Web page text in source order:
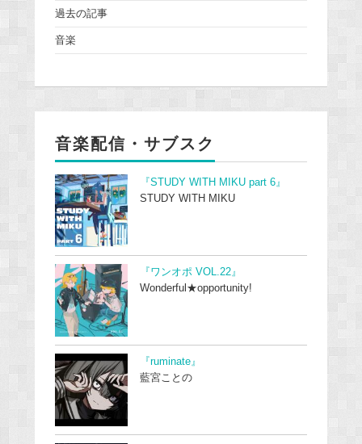
過去の記事
音楽
音楽配信・サブスク
『STUDY WITH MIKU part 6』
STUDY WITH MIKU
『ワンオポ VOL.22』
Wonderful★opportunity!
『ruminate』
藍宮ことの